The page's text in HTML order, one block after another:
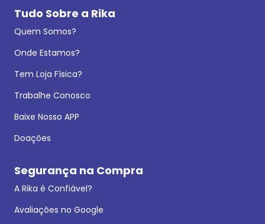
Tudo Sobre a Rika
Quem Somos?
Onde Estamos?
Tem Loja Física?
Trabalhe Conosco
Baixe Nosso APP
Doações
Segurança na Compra
A Rika é Confiável?
Avaliações no Google